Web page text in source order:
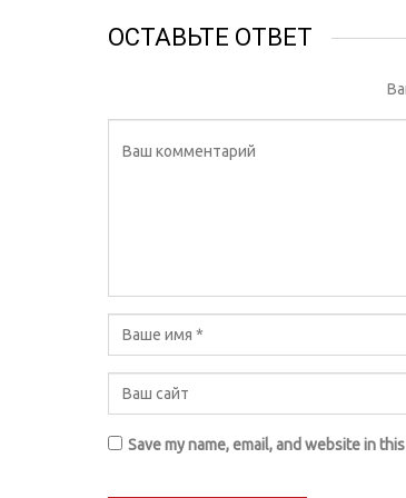
ОСТАВЬТЕ ОТВЕТ
Save my name, email, and website in